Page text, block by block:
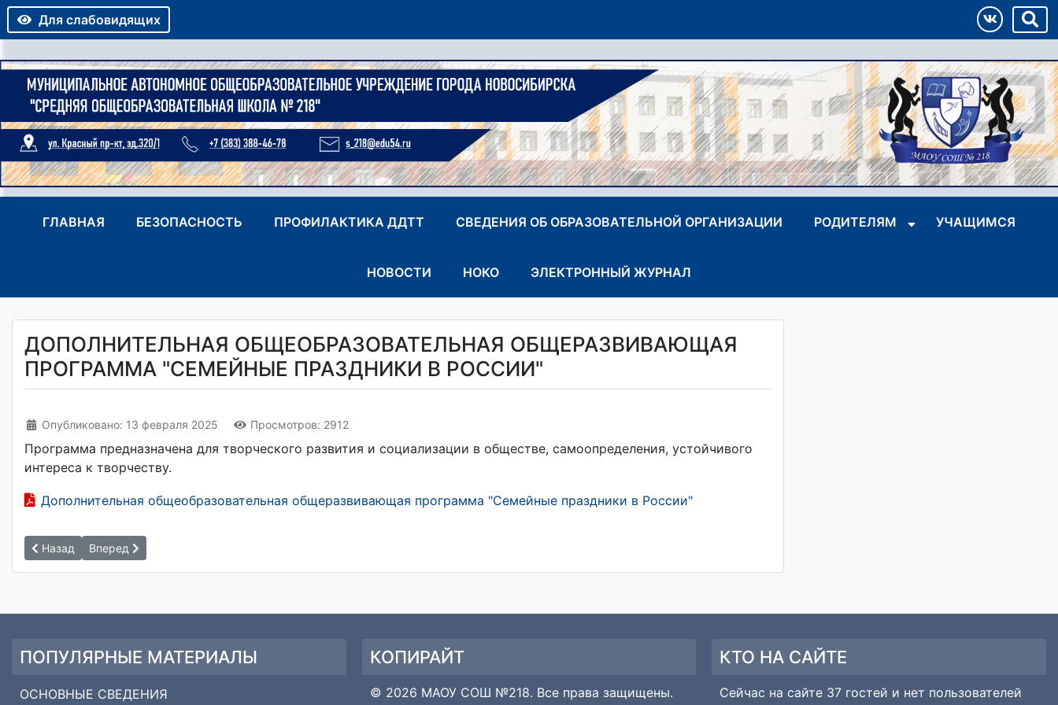
Для слабовидящих
ГЛАВНАЯ БЕЗОПАСНОСТЬ ПРОФИЛАКТИКА ДДТТ СВЕДЕНИЯ ОБ ОБРАЗОВАТЕЛЬНОЙ ОРГАНИЗАЦИИ РОДИТЕЛЯМ УЧАЩИМСЯ
НОВОСТИ НОКО ЭЛЕКТРОННЫЙ ЖУРНАЛ
ДОПОЛНИТЕЛЬНАЯ ОБЩЕОБРАЗОВАТЕЛЬНАЯ ОБЩЕРАЗВИВАЮЩАЯ
ПРОГРАММА "СЕМЕЙНЫЕ ПРАЗДНИКИ В РОССИИ"
Опубликовано: 13 февраля 2025 Просмотров: 2912
Программа предназначена для творческого развития и социализации в обществе, самоопределения, устойчивого
интереса к творчеству.
Дополнительная общеобразовательная общеразвивающая программа "Семейные праздники в России"
Назад Вперед
ПОПУЛЯРНЫЕ МАТЕРИАЛЫ
ОСНОВНЫЕ СВЕДЕНИЯ
КОПИРАЙТ
© 2026 МАОУ СОШ №218. Все права защищены.
КТО НА САЙТЕ
Сейчас на сайте 37 гостей и нет пользователей